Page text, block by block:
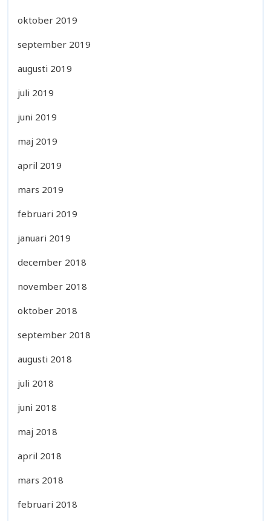
oktober 2019
september 2019
augusti 2019
juli 2019
juni 2019
maj 2019
april 2019
mars 2019
februari 2019
januari 2019
december 2018
november 2018
oktober 2018
september 2018
augusti 2018
juli 2018
juni 2018
maj 2018
april 2018
mars 2018
februari 2018